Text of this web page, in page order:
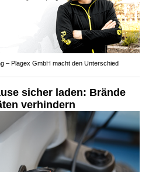
– Plagex GmbH macht den Unterschied
sicher laden: Brände
verhindern